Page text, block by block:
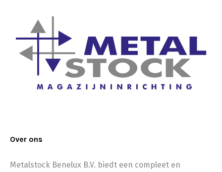
Over ons
Metalstock Benelux B.V. biedt een compleet en